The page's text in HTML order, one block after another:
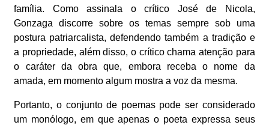
família. Como assinala o crítico José de Nicola,
Gonzaga discorre sobre os temas sempre sob uma
postura patriarcalista, defendendo também a tradição e
a propriedade, além disso, o crítico chama atenção para
o caráter da obra que, embora receba o nome da
amada, em momento algum mostra a voz da mesma.
Portanto, o conjunto de poemas pode ser considerado
um monólogo, em que apenas o poeta expressa seus